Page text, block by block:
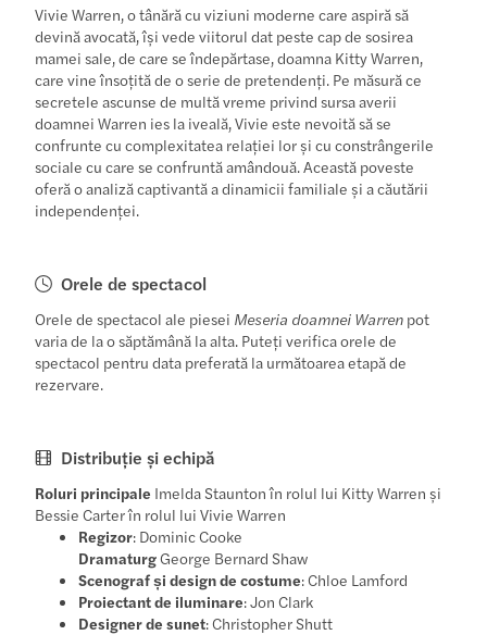
Vivie Warren, o tânără cu viziuni moderne care aspiră să
devină avocată, își vede viitorul dat peste cap de sosirea
mamei sale, de care se îndepărtase, doamna Kitty Warren,
care vine însoțită de o serie de pretendenți. Pe măsură ce
secretele ascunse de multă vreme privind sursa averii
doamnei Warren ies la iveală, Vivie este nevoită să se
confrunte cu complexitatea relației lor și cu constrângerile
sociale cu care se confruntă amândouă. Această poveste
oferă o analiză captivantă a dinamicii familiale și a căutării
independenței.
Orele de spectacol
Orele de spectacol ale piesei Meseria doamnei Warren pot
varia de la o săptămână la alta. Puteți verifica orele de
spectacol pentru data preferată la următoarea etapă de
rezervare.
Distribuție și echipă
Roluri principale Imelda Staunton în rolul lui Kitty Warren și
Bessie Carter în rolul lui Vivie Warren
Regizor: Dominic Cooke
DramaturgGeorge Bernard Shaw
Scenograf și design de costume: Chloe Lamford
Proiectant de iluminare: Jon Clark
Designer de sunet: Christopher Shutt